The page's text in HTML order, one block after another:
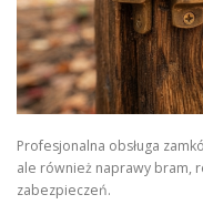
Profesjonalna obsługa
ale również naprawy bram,
zabezpieczeń.